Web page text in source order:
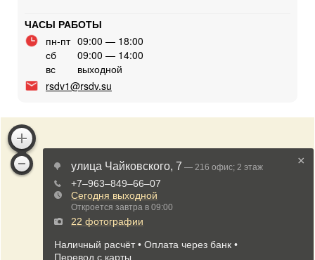
ЧАСЫ РАБОТЫ
пн-пт 09:00 — 18:00
сб
09:00 — 14:00
вс
выходной
rsdv1@rsdv.su